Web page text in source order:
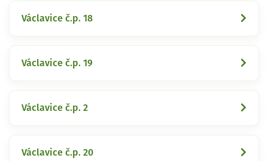
Václavice č.p. 18
Václavice č.p. 19
Václavice č.p. 2
Václavice č.p. 20